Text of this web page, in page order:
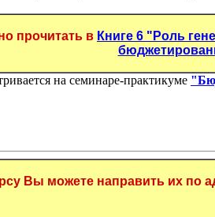
прочитать в Книге 6 "Роль
на семинаре-практикуме
Вы можете направить их по